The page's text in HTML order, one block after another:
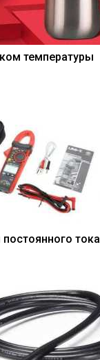
температуры
тока